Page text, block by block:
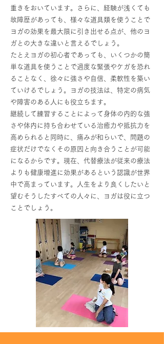
重きをおいています。さらに、経験が浅くても
故障歴があっても、様々な道具類を使うことで
ヨガの効果を最大限に引き出せる点が、他のヨ
ガとの大きな違いと言えるでしょう。
たとえヨガの初心者であっても、いくつかの簡
単な道具を使うことで過度な緊張やケガを恐れ
ることなく、徐々に強さや自信、柔軟性を築い
ていけるでしょう。ヨガの技法は、特定の病気
や障害のある人にも役立ちます。
継続して練習することによって身体の内的な強
さや体内に持ち合わせている治癒力や抵抗力を
高められると同時に、痛みが和らいで、問題の
症状だけでなくその原因と向き合うことが可能
になるからです。現在、代替療法が従来の療法
よりも健康増進に効果があるという認識が世界
中で高まっています。人生をより良くしたいと
望むそうしたすべての人々に、ヨガは役に立つ
ことでしょう。